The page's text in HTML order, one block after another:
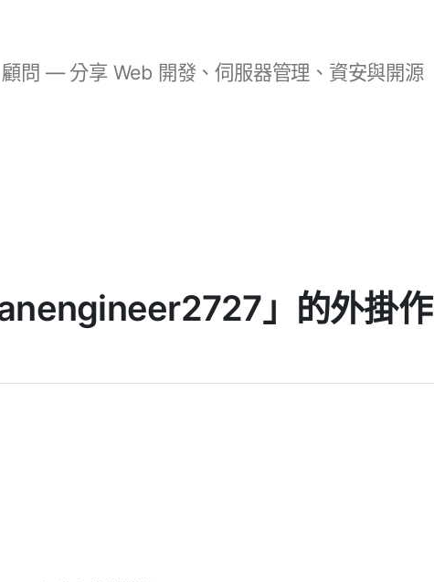
問 — 分享 Web 開發、伺服器管理、資安與開源
」的外掛作